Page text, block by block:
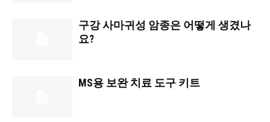
구강 사마귀성 암종은 어떻게 생겼나
요?
MS용 보완 치료 도구 키트